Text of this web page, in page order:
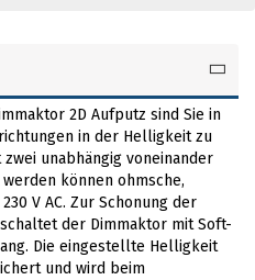
2D Aufputz sind Sie in
in der Helligkeit zu
unabhängig voneinander
können ohmsche,
V AC. Zur Schonung der
der Dimmaktor mit Soft-
Die eingestellte Helligkeit
und wird beim